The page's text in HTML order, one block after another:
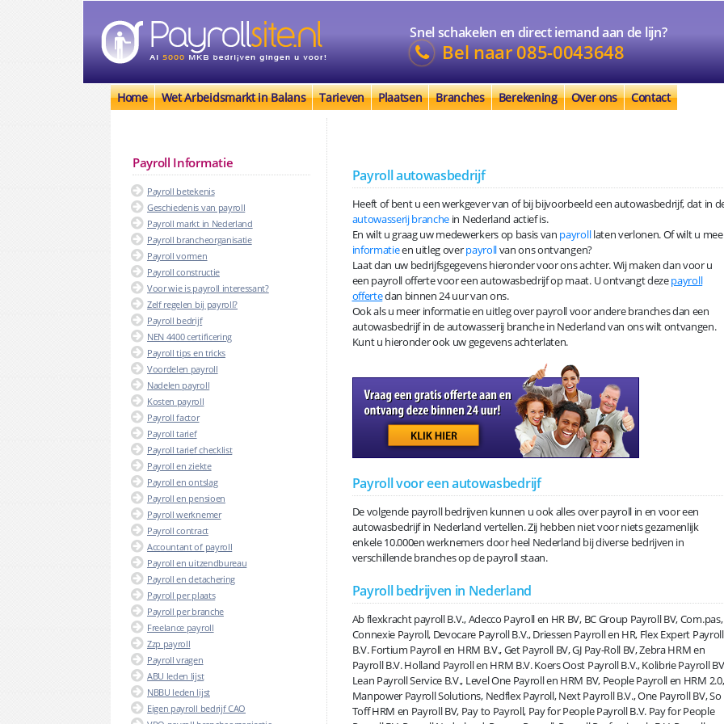
Snel schakelen en direct iemand aan de lijn?
Bel naar085-0043648
Home Wet Arbeidsmarkt in Balans Tarieven Plaatsen Branches Berekening Over ons Contact
Payroll Informatie
Payroll betekenis
Geschiedenis van payroll
Payroll markt in Nederland
Payroll brancheorganisatie
Payroll vormen
Payroll constructie
Voor wie is payroll interessant?
Zelf regelen bij payroll?
Payroll bedrijf
NEN 4400 certificering
Payroll tips en tricks
Voordelen payroll
Nadelen payroll
Kosten payroll
Payroll factor
Payroll tarief
Payroll tarief checklist
Payroll en ziekte
Payroll en ontslag
Payroll en pensioen
Payroll werknemer
Payroll contract
Accountant of payroll
Payroll en uitzendbureau
Payroll en detachering
Payroll per plaats
Payroll per branche
Freelance payroll
Zzp payroll
Payroll vragen
ABU leden lijst
NBBU leden lijst
Eigen payroll bedrijf CAO
Payroll autowasbedrijf
Heeft of bent u een werkgever van of bij bijvoorbeeld een autowasbedrijf, dat in
autowasserij branche in Nederland actief is.
En wilt u graag uw medewerkers op basis van payrolllaten verlonen. Of wilt u
informatieen uitleg overpayrollvan ons ontvangen?
Laat dan uw bedrijfsgegevens hieronder voor ons achter. Wij maken dan voor u
een payroll offerte voor een autowasbedrijf op maat. U ontvangt dezepayroll
offertedan binnen 24 uur van ons.
Ook als u meer informatie en uitleg over payroll voor andere branches dan een
autowasbedrijf in de autowasserij branche in Nederland van ons wilt ontvangen.
Kunt u hieronder ook uw gegevens achterlaten.
Payroll voor een autowasbedrijf
De volgende payroll bedrijven kunnen u ook alles over payroll in en voor een
autowasbedrijf in Nederland vertellen. Zij hebben niet voor niets gezamenlijk
enkele 10.000en werknemers door heel Nederland bij diverse bedrijven in
verschillende branches op de payroll staan.
Payroll bedrijven in Nederland
Ab flexkracht payroll B.V., Adecco Payroll en HR BV, BC Group Payroll BV, Com.pas,
Connexie Payroll, Devocare Payroll B.V., Driessen Payroll en HR, Flex Expert Payroll
B.V. Fortium Payroll en HRM B.V., Get Payroll BV, GJ Pay-Roll BV, Zebra HRM en
Payroll B.V. Holland Payroll en HRM B.V. Koers Oost Payroll B.V., Kolibrie Payroll
Lean Payroll Service B.V., Level One Payroll en HRM BV, People Payroll en HRM 2.0,
Manpower Payroll Solutions, Nedflex Payroll, Next Payroll B.V., One Payroll BV, So
Toff HRM en Payroll BV, Pay to Payroll, Pay for People Payroll B.V. Pay for People